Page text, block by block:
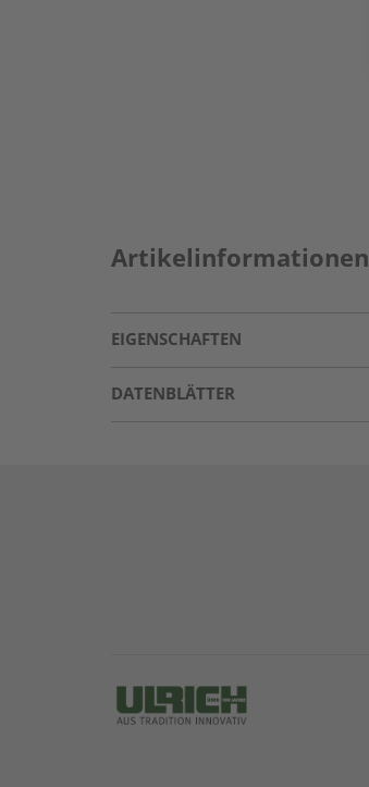
Artikelinformationen
EIGENSCHAFTEN
DATENBLÄTTER